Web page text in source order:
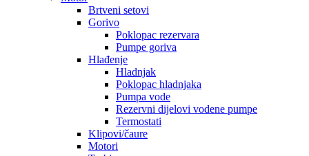
Brtveni setovi
Gorivo
Poklopac rezervara
Pumpe goriva
Hlađenje
Hladnjak
Poklopac hladnjaka
Pumpa vode
Rezervni dijelovi vodene pumpe
Termostati
Klipovi/čaure
Motori